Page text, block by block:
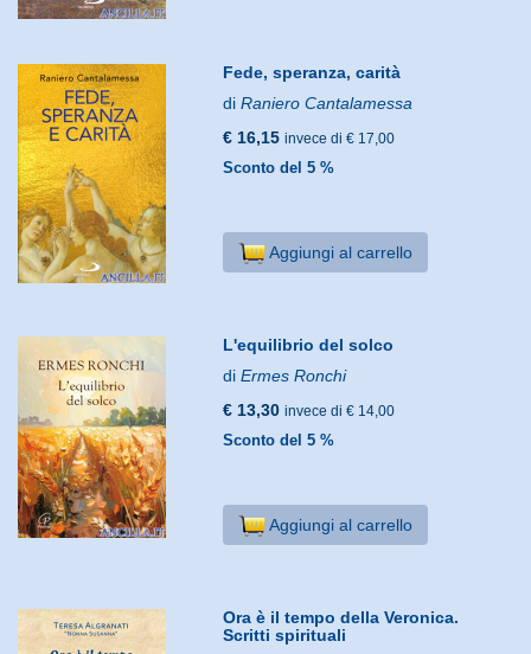
Fede, speranza, carità
diRaniero Cantalamessa
€ 16,15 invece di € 17,00
Sconto del 5 %
Aggiungi al carrello
L'equilibrio del solco
diErmes Ronchi
€ 13,30 invece di € 14,00
Sconto del 5 %
Aggiungi al carrello
Ora è il tempo della Veronica.
Scritti spirituali